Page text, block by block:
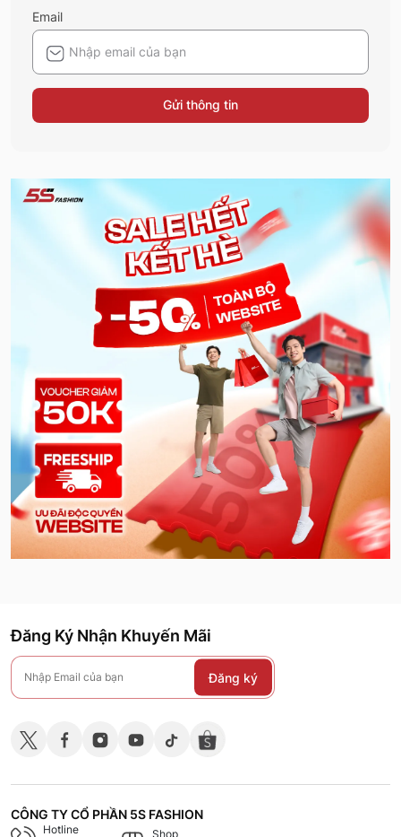
Email
Gửi thông tin
Đăng Ký Nhận Khuyến Mãi
Đăng ký
CÔNG TY CỔ PHẦN 5S FASHION
Hotline Shop